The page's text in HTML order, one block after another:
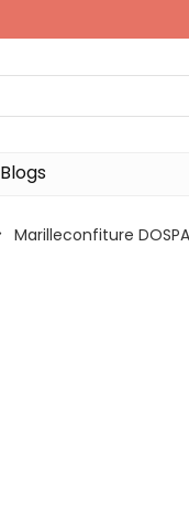
Blogs
Marilleconfiture